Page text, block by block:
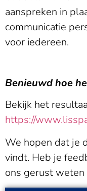
aanspreken in
communicatie
voor iedereen.
Benieuwd hoe
Bekijk het
https://
We hopen dat je
vindt. Heb je
ons gerust